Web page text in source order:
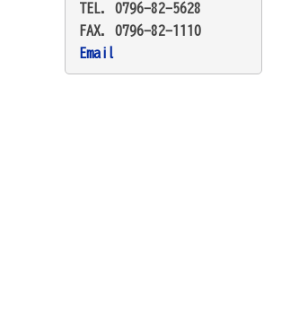
TEL. 0796-82-5628
FAX. 0796-82-1110
Email